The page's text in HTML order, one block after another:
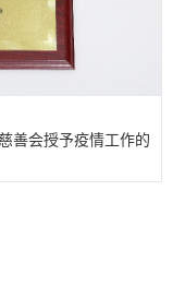
善会授予疫情工作的